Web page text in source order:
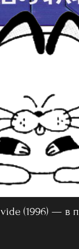
(1996) — в